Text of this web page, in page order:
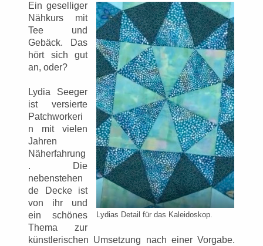
Lydias Detail für das Kaleidoskop.
Ein geselliger
Nähkurs mit
Tee und
Gebäck. Das
hört sich gut
an, oder?
Lydia Seeger
ist versierte
Patchworkeri
n mit vielen
Jahren
Näherfahrung
. Die
nebenstehen
de Decke ist
von ihr und
ein schönes
Thema zur
künstlerischen Umsetzung nach einer Vorgabe.